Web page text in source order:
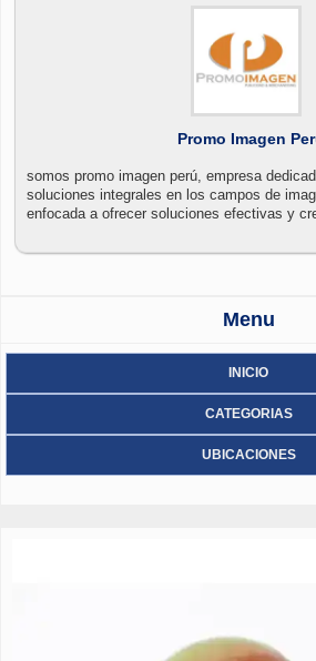
Promo Imagen
somos promo imagen perú, empresa
soluciones integrales en los campos de
enfocada a ofrecer soluciones efectivas y
desarrollamos productos personalizados
Menu
INICIO
CATEGORIAS
UBICACIONES